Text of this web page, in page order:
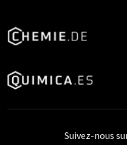
Suivez-nous